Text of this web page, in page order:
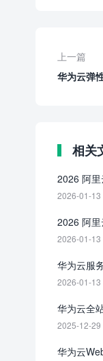
上一篇
华为云弹
相关
2026 阿
2026-01-13
2026 阿
2026-01-13
华为云服
2026-01-13
华为云全
2025-12-29
华为云